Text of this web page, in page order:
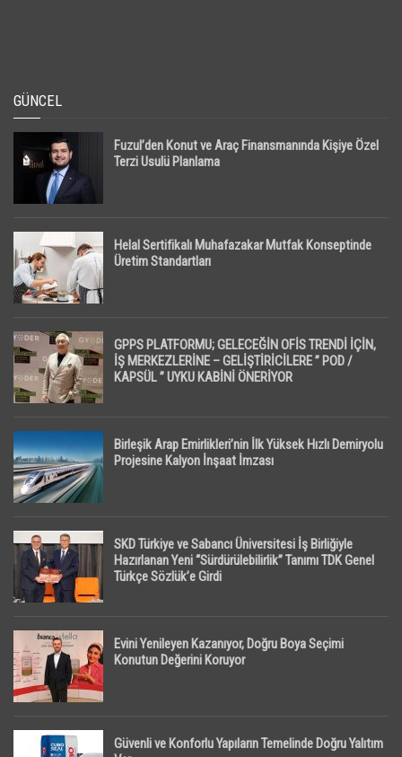
GÜNCEL
Fuzul’den Konut ve Araç Finansmanında Kişiye Özel
Terzi Usulü Planlama
Helal Sertifikalı Muhafazakar Mutfak Konseptinde
Üretim Standartları
GPPS PLATFORMU; GELECEĞİN OFİS TRENDİ İÇİN,
İŞ MERKEZLERİNE – GELİŞTİRİCİLERE ” POD /
KAPSÜL ” UYKU KABİNİ ÖNERİYOR
Birleşik Arap Emirlikleri’nin İlk Yüksek Hızlı Demiryolu
Projesine Kalyon İnşaat İmzası
SKD Türkiye ve Sabancı Üniversitesi İş Birliğiyle
Hazırlanan Yeni “Sürdürülebilirlik” Tanımı TDK Genel
Türkçe Sözlük’e Girdi
Evini Yenileyen Kazanıyor, Doğru Boya Seçimi
Konutun Değerini Koruyor
Güvenli ve Konforlu Yapıların Temelinde Doğru Yalıtım